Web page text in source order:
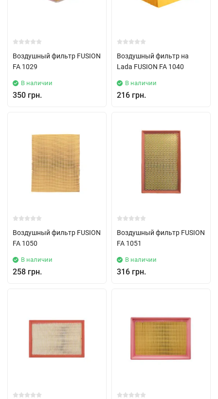
Воздушный фильтр FUSION
FA 1029
В наличии
350 грн.
Воздушный фильтр на
Lada FUSION FA 1040
В наличии
216 грн.
Воздушный фильтр FUSION
FA 1050
В наличии
258 грн.
Воздушный фильтр FUSION
FA 1051
В наличии
316 грн.